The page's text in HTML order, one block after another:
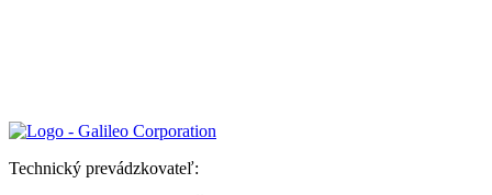
Technický prevádzkovateľ: